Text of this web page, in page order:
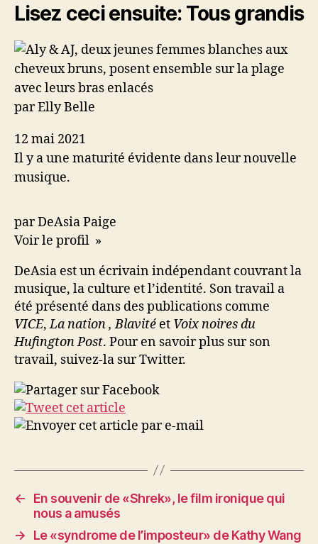
Lisez ceci ensuite:Tous grandis
par Elly Belle
12 mai 2021
Il y a une maturité évidente dans leur nouvelle
musique.
par DeAsia Paige
Voir le profil »
DeAsia est un écrivain indépendant couvrant la
musique, la culture et l’identité. Son travail a
été présenté dans des publications comme
VICE,La nation , Blavité et Voix noires du
Hufington Post. Pour en savoir plus sur son
travail, suivez-la sur Twitter.
←
En souvenir de «Shrek», le film ironique qui
nous a amusés
→
Le «syndrome de l’imposteur» de Kathy Wang